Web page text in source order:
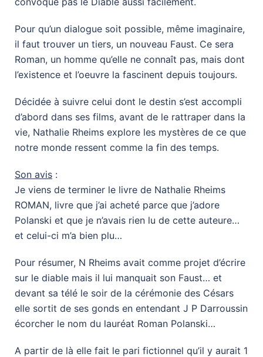
Pour qu’un dialogue soit possible, même imaginaire,
il faut trouver un tiers, un nouveau Faust. Ce sera
Roman, un homme qu’elle ne connaît pas, mais dont
l’existence et l’oeuvre la fascinent depuis toujours.
Décidée à suivre celui dont le destin s’est accompli
d’abord dans ses films, avant de le rattraper dans la
vie, Nathalie Rheims explore les mystères de ce que
notre monde ressent comme la fin des temps.
Son avis :
Je viens de terminer le livre de Nathalie Rheims
ROMAN, livre que j’ai acheté parce que j’adore
Polanski et que je n’avais rien lu de cette auteure…
et celui-ci m’a bien plu…
Pour résumer, N Rheims avait comme projet d’écrire
sur le diable mais il lui manquait son Faust… et
devant sa télé le soir de la cérémonie des Césars
elle sortit de ses gonds en entendant J P Darroussin
écorcher le nom du lauréat Roman Polanski…
A partir de là elle fait le pari fictionnel qu’il y aurait 1